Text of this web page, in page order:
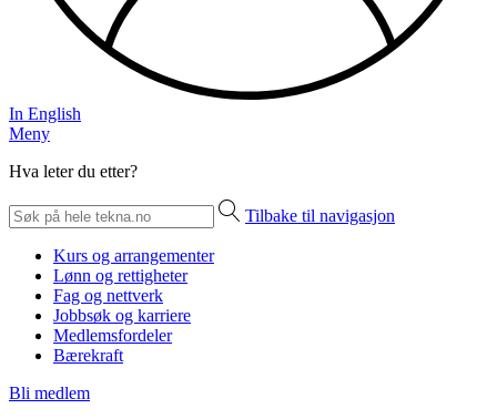
In English
Meny
Hva leter du etter?
Tilbake til navigasjon
Kurs og arrangementer
Lønn og rettigheter
Fag og nettverk
Jobbsøk og karriere
Medlemsfordeler
Bærekraft
Bli medlem